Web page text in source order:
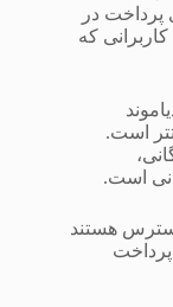
پرداخت در
که
است.
است.
هستند
پرداخت